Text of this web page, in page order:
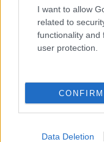
I want to allow
related to
functionality and
user protection.
CONFIRM
Data Deletion
szekrényedben,
porold le, mert újra
őrülten menő lett!